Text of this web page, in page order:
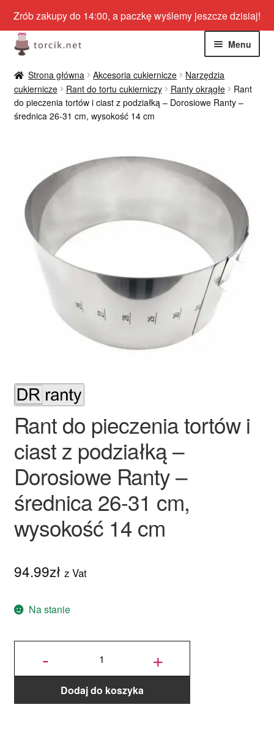
Zrób zakupy do 14:00, a paczkę wyślemy jeszcze dzisiaj!
Przejdź
do
nawigacji
Przejdź
do
treści
Menu
Jadalne
menu
Niejadalne
Rozwiń
Tematyczne
Blog
Wyprzedaż
Ozdoby na tort weselny
Strona główna Akcesoria cukiernicze
Narzędzia
cukiernicze
Rant do tortu cukierniczy Ranty okrągłe
Rant
do pieczenia tortów i ciast z podziałką – Dorosiowe Ranty –
średnica 26-31 cm, wysokość 14 cm
Rant do pieczenia tortów i
ciast z podziałką –
Dorosiowe Ranty –
średnica 26-31 cm,
wysokość 14 cm
94.99zł z Vat
Na stanie
-
ilość Rant
tortów i
podziałką
-
Dorosiowe
14 cm
+
Dodaj do koszyka